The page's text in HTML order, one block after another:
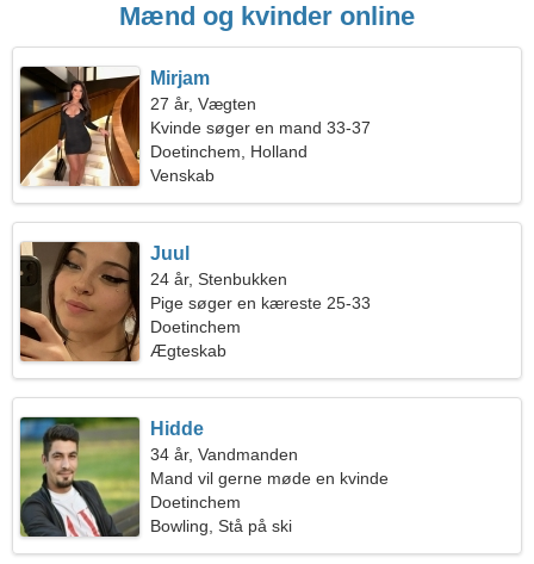
Mænd og kvinder online
Mirjam
27 år, Vægten
Kvinde søger en mand 33-37
Doetinchem, Holland
Venskab
Juul
24 år, Stenbukken
Pige søger en kæreste 25-33
Doetinchem
Ægteskab
Hidde
34 år, Vandmanden
Mand vil gerne møde en kvinde
Doetinchem
Bowling, Stå på ski